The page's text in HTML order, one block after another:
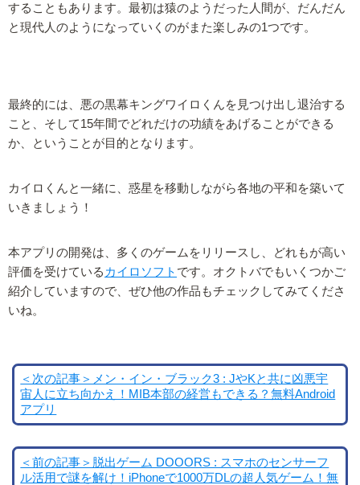
することもあります。最初は猿のようだった人間が、だんだん
と現代人のようになっていくのがまた楽しみの1つです。
最終的には、悪の黒幕キングワイロくんを見つけ出し退治する
こと、そして15年間でどれだけの功績をあげることができる
か、ということが目的となります。
カイロくんと一緒に、惑星を移動しながら各地の平和を築いて
いきましょう！
本アプリの開発は、多くのゲームをリリースし、どれもが高い
評価を受けている カイロソフト です。オクトバでもいくつかご
紹介していますので、ぜひ他の作品もチェックしてみてくださ
いね。
＜次の記事＞メン・イン・ブラック3 : JやKと共に凶悪宇
宙人に立ち向かえ！MIB本部の経営もできる？無料Android
アプリ
＜前の記事＞脱出ゲーム DOOORS : スマホのセンサーフ
ル活用で謎を解け！iPhoneで1000万DLの超人気ゲーム！無